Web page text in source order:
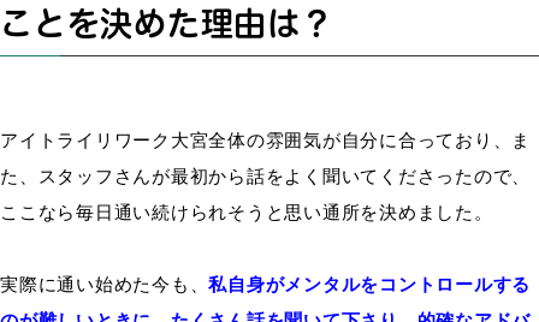
ことを決めた理由は？
アイトライリワーク大宮全体の雰囲気が自分に合っており、ま
た、スタッフさんが最初から話をよく聞いてくださったので、
ここなら毎日通い続けられそうと思い通所を決めました。
実際に通い始めた今も、私自身がメンタルをコントロールする